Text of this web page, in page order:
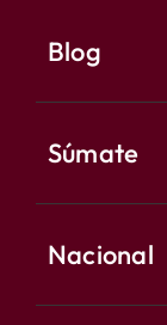
Blog
Súmate
Nacional